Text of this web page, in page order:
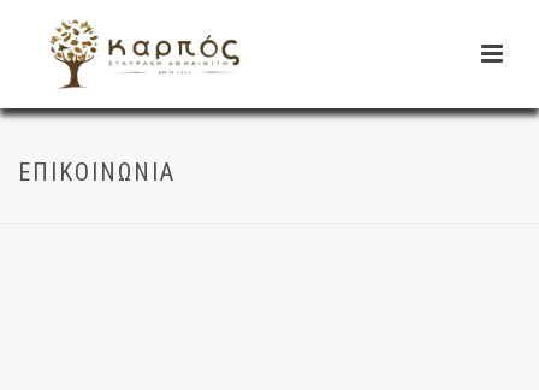
ΕΠΙΚΟΙΝΩΝΙΑ